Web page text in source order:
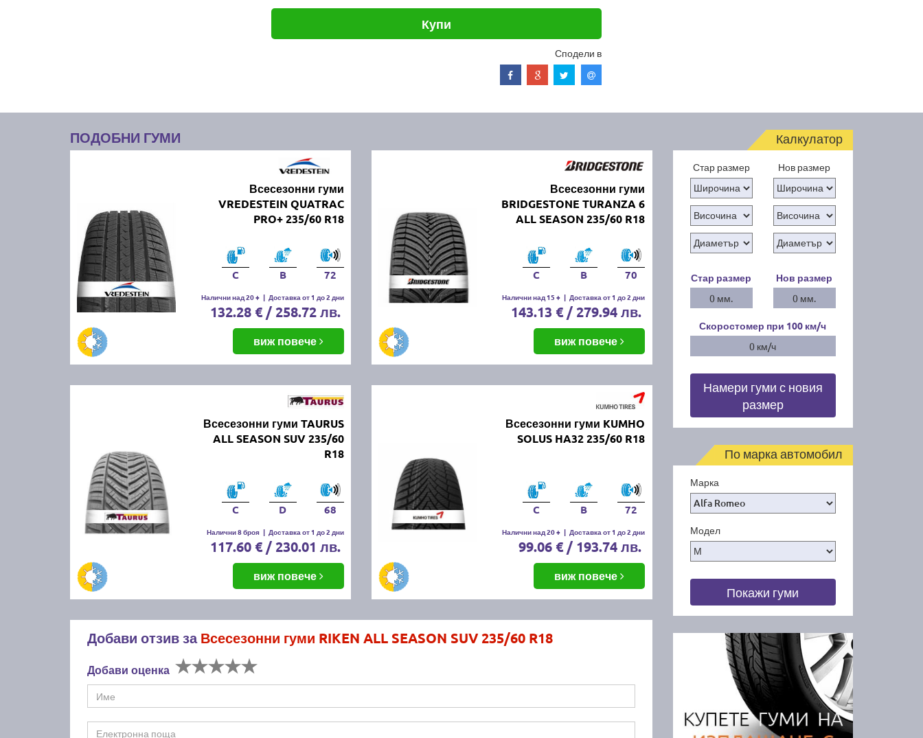
Купи
Сподели в
ПОДОБНИ ГУМИ
Всесезонни гуми
VREDESTEIN QUATRAC
PRO+ 235/60 R18
C B 72
Налични над 20 + | Доставка от 1 до 2 дни
132.28 € / 258.72 лв.
виж повече
Всесезонни гуми
BRIDGESTONE TURANZA 6
ALL SEASON 235/60 R18
C B 70
Налични над 15 + | Доставка от 1 до 2 дни
143.13 € / 279.94 лв.
виж повече
Всесезонни гуми TAURUS
ALL SEASON SUV 235/60
R18
C D 68
Налични 8 броя | Доставка от 1 до 2 дни
117.60 € / 230.01 лв.
виж повече
Всесезонни гуми KUMHO
SOLUS HA32 235/60 R18
C B 72
Налични над 20 + | Доставка от 1 до 2 дни
99.06 € / 193.74 лв.
виж повече
Добави отзив заВсесезонни гуми RIKEN ALL SEASON SUV 235/60 R18
Добави оценка
Калкулатор
Стар размер Нов размер
Стар размер
0 мм.
Нов размер
0 мм.
Скоростомер при 100 км/ч
0 км/ч
Намери гуми с новия
размер
По марка автомобил
Марка
Модел
Покажи гуми